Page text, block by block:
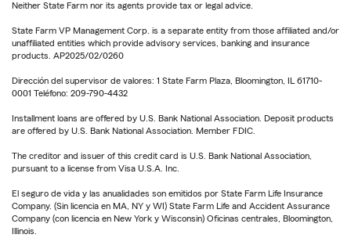
Neither State Farm nor its agents provide tax or legal advice.
State Farm VP Management Corp. is a separate entity from those affiliated and/or
unaffiliated entities which provide advisory services, banking and insurance
products. AP2025/02/0260
Dirección del supervisor de valores: 1 State Farm Plaza, Bloomington, IL 61710-
0001 Teléfono: 209-790-4432
Installment loans are offered by U.S. Bank National Association. Deposit products
are offered by U.S. Bank National Association. Member FDIC.
The creditor and issuer of this credit card is U.S. Bank National Association,
pursuant to a license from Visa U.S.A. Inc.
El seguro de vida y las anualidades son emitidos por State Farm Life Insurance
Company. (Sin licencia en MA, NY y WI) State Farm Life and Accident Assurance
Company (con licencia en New York y Wisconsin) Oficinas centrales, Bloomington,
Illinois.